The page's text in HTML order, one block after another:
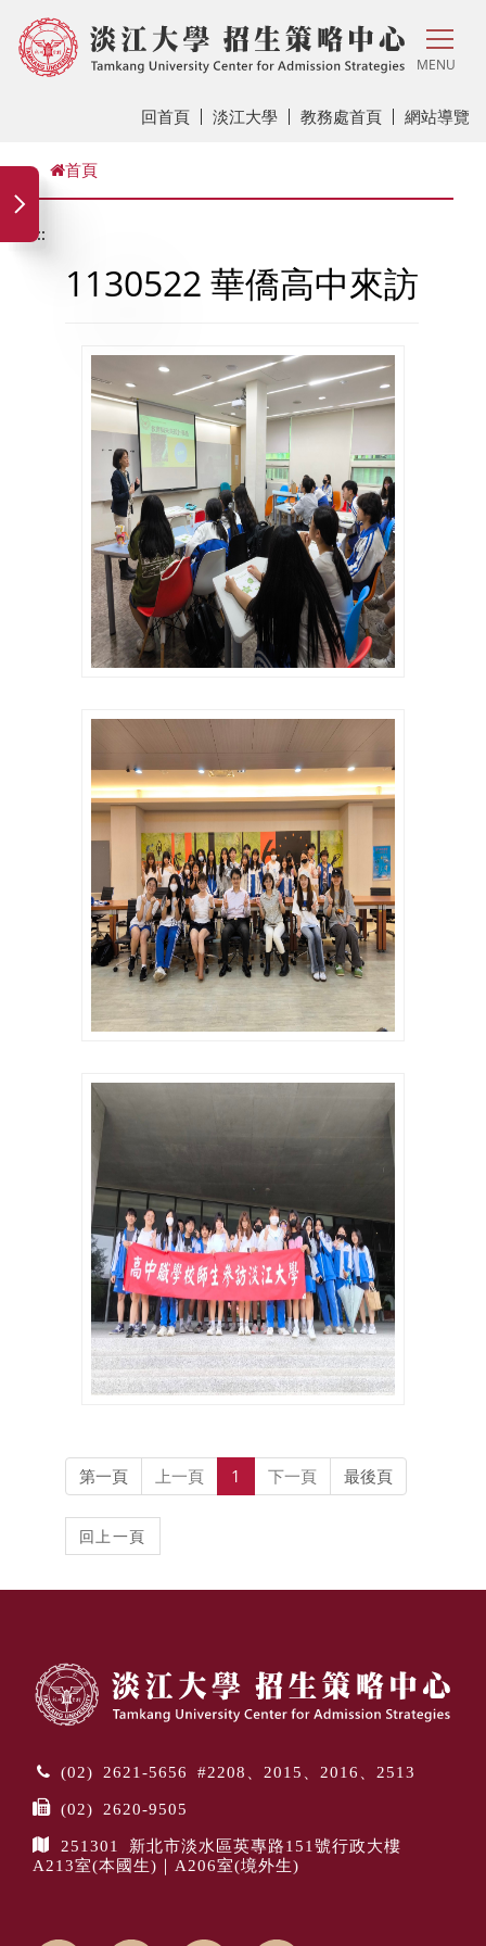
MENU
回首頁 淡江大學 教務處首頁 網站導覽
首頁
:::
1130522 華僑高中來訪
第一頁 上一頁 1 下一頁 最後頁
(02) 2621-5656 #2208、2015、2016、2513
(02) 2620-9505
251301 新北市淡水區英專路151號行政大樓
A213室(本國生)｜A206室(境外生)